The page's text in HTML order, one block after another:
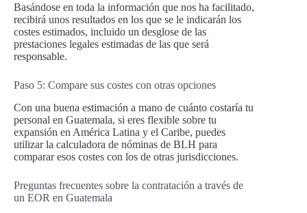
Basándose en toda la información que nos ha facilitado,
recibirá unos resultados en los que se le indicarán los
costes estimados, incluido un desglose de las
prestaciones legales estimadas de las que será
responsable.
Paso 5: Compare sus costes con otras opciones
Con una buena estimación a mano de cuánto costaría tu
personal en Guatemala, si eres flexible sobre tu
expansión en América Latina y el Caribe, puedes
utilizar la calculadora de nóminas de BLH para
comparar esos costes con los de otras jurisdicciones.
Preguntas frecuentes sobre la contratación a través de
un EOR en Guatemala